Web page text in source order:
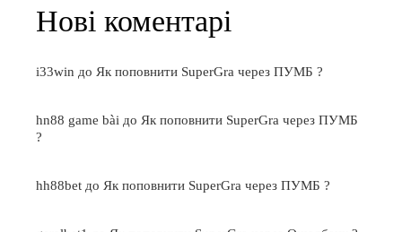
Нові коментарі
i33win до Як поповнити SuperGra через ПУМБ ?
hn88 game bài до Як поповнити SuperGra через ПУМБ
?
hh88bet до Як поповнити SuperGra через ПУМБ ?